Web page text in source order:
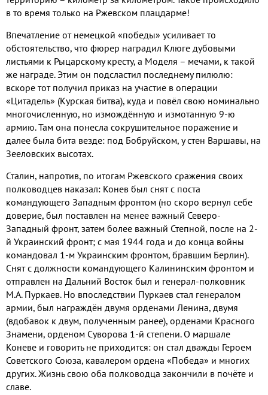
в то время только на Ржевском плацдарме!
Впечатление от немецкой «победы» усиливает то
обстоятельство, что фюрер наградил Клюге дубовыми
листьями к Рыцарскому кресту, а Моделя – мечами, к такой
же награде. Этим он подсластил последнему пилюлю:
вскоре тот получил приказ на участие в операции
«Цитадель» (Курская битва), куда и повёл свою номинально
многочисленную, но измождённую и измотанную 9-ю
армию. Там она понесла сокрушительное поражение и
далее была бита везде: под Бобруйском, у стен Варшавы, на
Зееловских высотах.
Сталин, напротив, по итогам Ржевского сражения своих
полководцев наказал: Конев был снят с поста
командующего Западным фронтом (но скоро вернул себе
доверие, был поставлен на менее важный Северо-
Западный фронт, затем более важный Степной, после на 2-
й Украинский фронт; с мая 1944 года и до конца войны
командовал 1-м Украинским фронтом, бравшим Берлин).
Снят с должности командующего Калининским фронтом и
отправлен на Дальний Восток был и генерал-полковник
М.А. Пуркаев. Но впоследствии Пуркаев стал генералом
армии, был награждён двумя орденами Ленина, двумя
(вдобавок к двум, полученным ранее), орденами Красного
Знамени, орденом Суворова 1-й степени. О маршале
Коневе и говорить не приходится: он стал дважды Героем
Советского Союза, кавалером ордена «Победа» и многих
других. Жизнь свою оба полководца закончили в почёте и
славе.